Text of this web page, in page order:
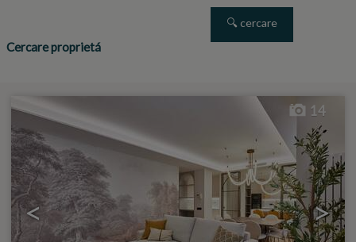
Cercare proprietá
< >
14